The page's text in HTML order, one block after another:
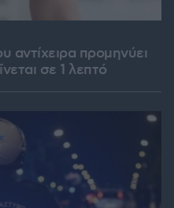
προμηνύει
σε 1 λεπτό